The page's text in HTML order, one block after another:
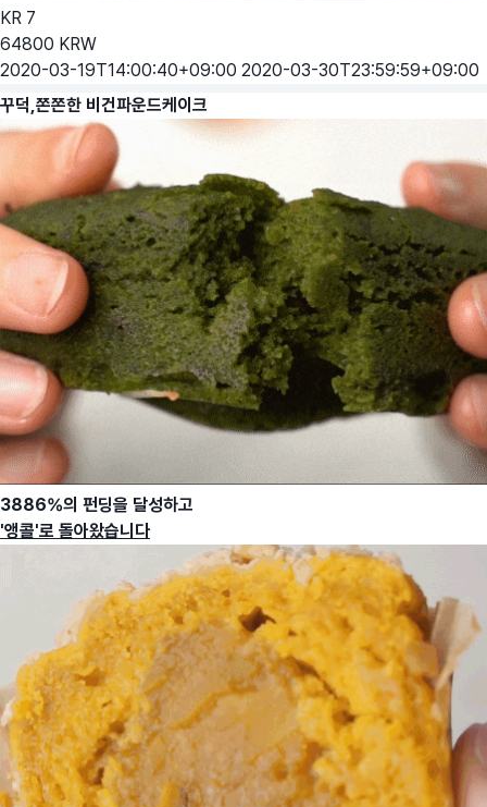
KR 7
64800 KRW
2020-03-19T14:00:40+09:00 2020-03-30T23:59:59+09:00
꾸덕,쫀쫀한 비건파운드케이크
3886%의 펀딩을 달성하고
'앵콜'로 돌아왔습니다